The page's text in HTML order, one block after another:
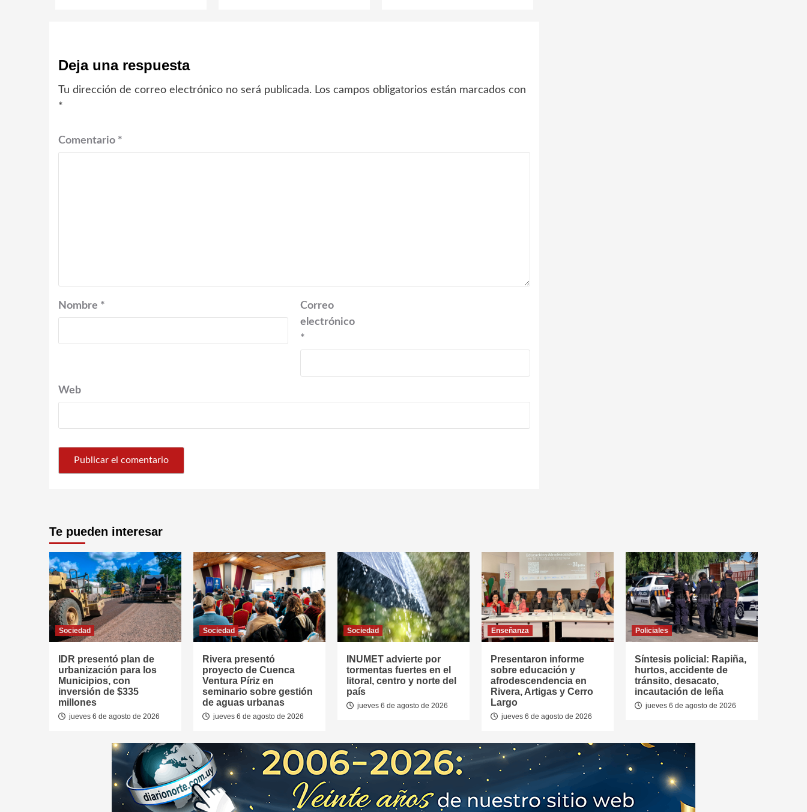
Deja una respuesta
Tu dirección de correo electrónico no será publicada. Los campos obligatorios están marcados con
*
Comentario *
Nombre *
Correo
electrónico
*
Web
Te pueden interesar
Sociedad
IDR presentó plan de
urbanización para los
Municipios, con
inversión de $335
millones
jueves 6 de agosto de 2026
Sociedad
Rivera presentó
proyecto de Cuenca
Ventura Píriz en
seminario sobre gestión
de aguas urbanas
jueves 6 de agosto de 2026
Sociedad
INUMET advierte por
tormentas fuertes en el
litoral, centro y norte del
país
jueves 6 de agosto de 2026
Enseñanza
Presentaron informe
sobre educación y
afrodescendencia en
Rivera, Artigas y Cerro
Largo
jueves 6 de agosto de 2026
Policiales
Síntesis policial: Rapiña,
hurtos, accidente de
tránsito, desacato,
incautación de leña
jueves 6 de agosto de 2026